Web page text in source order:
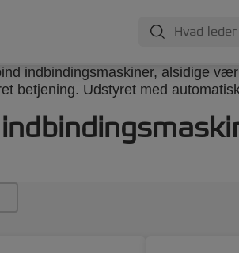
indbindingsmaskiner, alsidige
betjening. Udstyret med